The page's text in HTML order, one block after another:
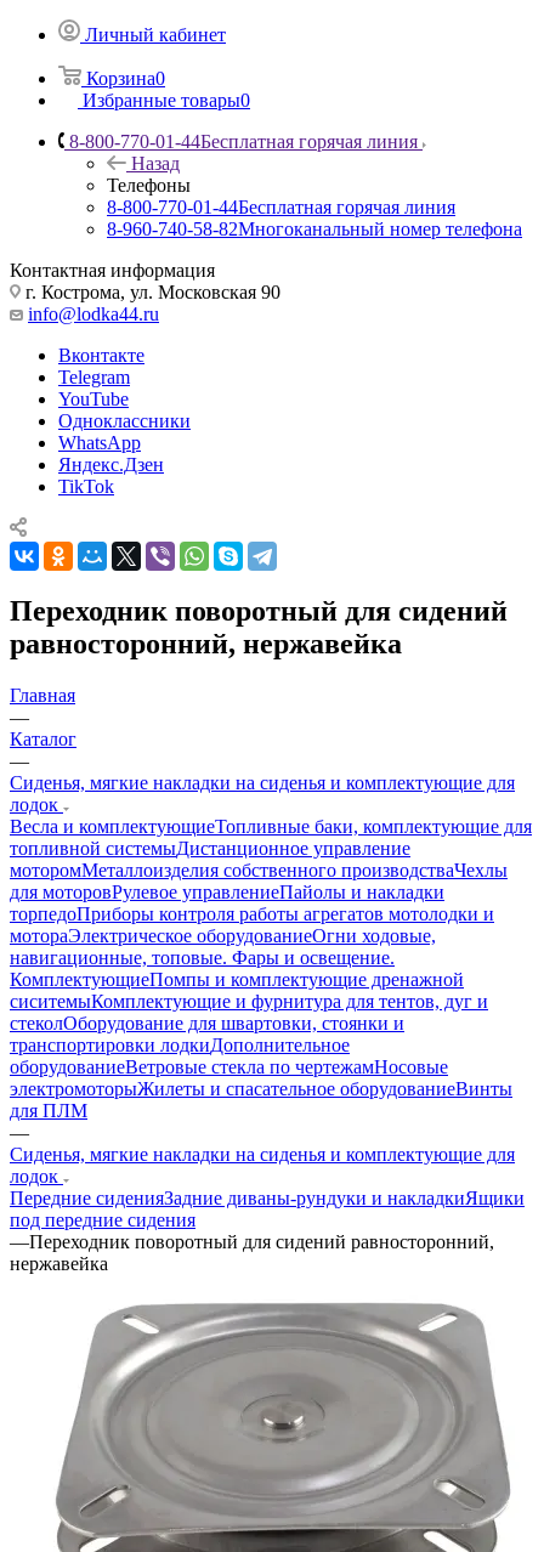
Личный кабинет
Корзина0
Избранные товары0
8-800-770-01-44Бесплатная горячая линия
Назад
Телефоны
8-800-770-01-44Бесплатная горячая линия
8-960-740-58-82Многоканальный номер телефона
Контактная информация
г. Кострома, ул. Московская 90
info@lodka44.ru
Вконтакте
Telegram
YouTube
Одноклассники
WhatsApp
Яндекс.Дзен
TikTok
Переходник поворотный для сидений
равносторонний, нержавейка
Главная
—
Каталог
—
Сиденья, мягкие накладки на сиденья и комплектующие для
лодок
Весла и комплектующиеТопливные баки, комплектующие для
топливной системыДистанционное управление
моторомМеталлоизделия собственного производстваЧехлы
для моторовРулевое управлениеПайолы и накладки
торпедоПриборы контроля работы агрегатов мотолодки и
мотораЭлектрическое оборудованиеОгни ходовые,
навигационные, топовые. Фары и освещение.
КомплектующиеПомпы и комплектующие дренажной
сиситемыКомплектующие и фурнитура для тентов, дуг и
стеколОборудование для швартовки, стоянки и
транспортировки лодкиДополнительное
оборудованиеВетровые стекла по чертежамНосовые
электромоторыЖилеты и спасательное оборудованиеВинты
для ПЛМ
—
Сиденья, мягкие накладки на сиденья и комплектующие для
лодок
Передние сиденияЗадние диваны-рундуки и накладкиЯщики
под передние сидения
—Переходник поворотный для сидений равносторонний,
нержавейка